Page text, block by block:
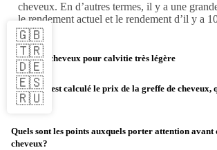
Blog
Greffe de cheveux pour calvitie très légère
Comment est calculé le prix de la greffe de cheveux,
les prix?
Quels sont les points auxquels porter attention avant
cheveux?
cheveux. En d’autres termes, il y a une
le rendement actuel et le rendement d’il y a
🇬🇧
🇹🇷
🇩🇪
🇪🇸
🇷🇺